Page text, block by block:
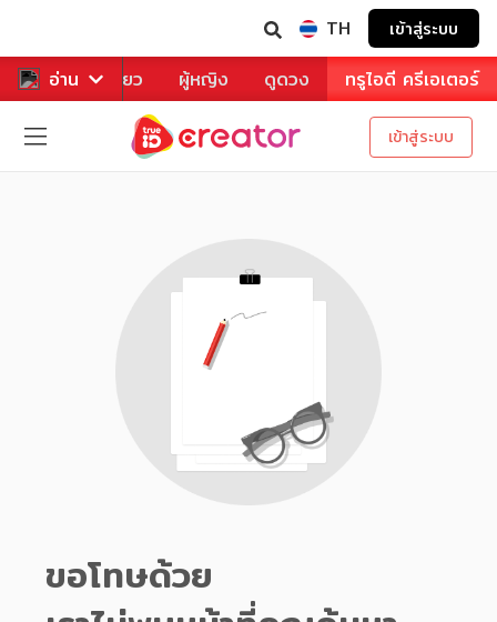
TH เข้าสู่ระบบ
อ่าน
หาร ท่องเที่ยว ผู้หญิง ดูดวง ทรูไอดี ครีเอเตอร์
เข้าสู่ระบบ
ขอโทษด้วย